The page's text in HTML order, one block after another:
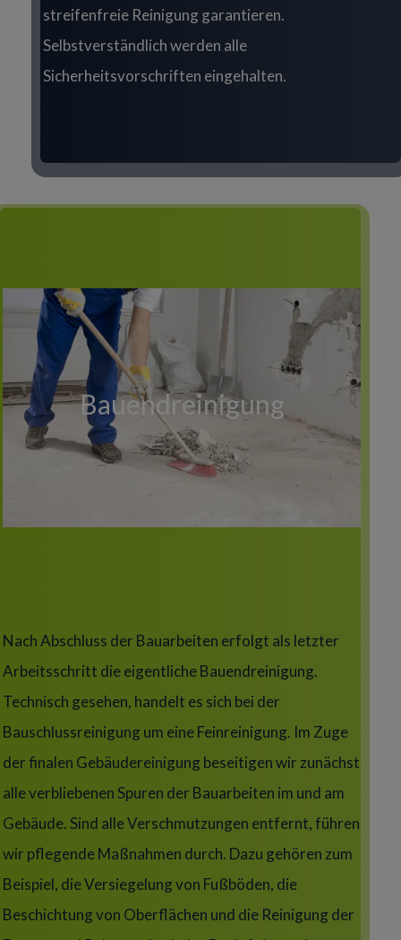
streifenfreie Reinigung garantieren.
Selbstverständlich werden alle
Sicherheitsvorschriften eingehalten.
Bauendreinigung
Nach Abschluss der Bauarbeiten erfolgt als letzter
Arbeitsschritt die eigentliche Bauendreinigung.
Technisch gesehen, handelt es sich bei der
Bauschlussreinigung um eine Feinreinigung. Im Zuge
der finalen Gebäudereinigung beseitigen wir zunächst
alle verbliebenen Spuren der Bauarbeiten im und am
Gebäude. Sind alle Verschmutzungen entfernt, führen
wir pflegende Maßnahmen durch. Dazu gehören zum
Beispiel, die Versiegelung von Fußböden, die
Beschichtung von Oberflächen und die Reinigung der